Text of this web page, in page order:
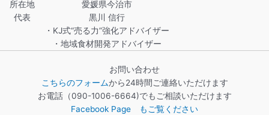
所在地
代表
愛媛県今治市
黒川 信行
・KJ式“売る力”強化アドバイザー
・地域食材開発アドバイザー
お問い合わせ
こちらのフォームから24時間ご連絡いただけます
お電話（090-1006-6664)でもご相談いただけます
Facebook Page もご覧ください